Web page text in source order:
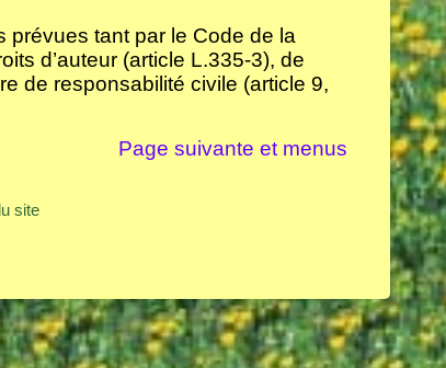
tant par le Code de la
d’auteur (article L.335-3), de
de responsabilité civile (article 9,
Page suivante et menus
site